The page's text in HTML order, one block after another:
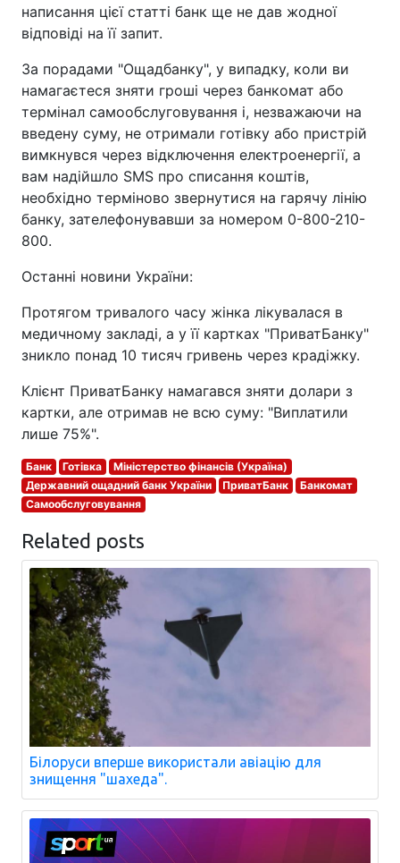
написання цієї статті банк ще не дав жодної
відповіді на її запит.
За порадами "Ощадбанку", у випадку, коли ви
намагаєтеся зняти гроші через банкомат або
термінал самообслуговування і, незважаючи на
введену суму, не отримали готівку або пристрій
вимкнувся через відключення електроенергії, а
вам надійшло SMS про списання коштів,
необхідно терміново звернутися на гарячу лінію
банку, зателефонувавши за номером 0-800-210-
800.
Останні новини України:
Протягом тривалого часу жінка лікувалася в
медичному закладі, а у її картках "ПриватБанку"
зникло понад 10 тисяч гривень через крадіжку.
Клієнт ПриватБанку намагався зняти долари з
картки, але отримав не всю суму: "Виплатили
лише 75%".
Банк Готівка
Міністерство фінансів (Україна)
Державний ощадний банк України
ПриватБанк
Банкомат
Самообслуговування
Related posts
Білоруси вперше використали авіацію для
знищення "шахеда".